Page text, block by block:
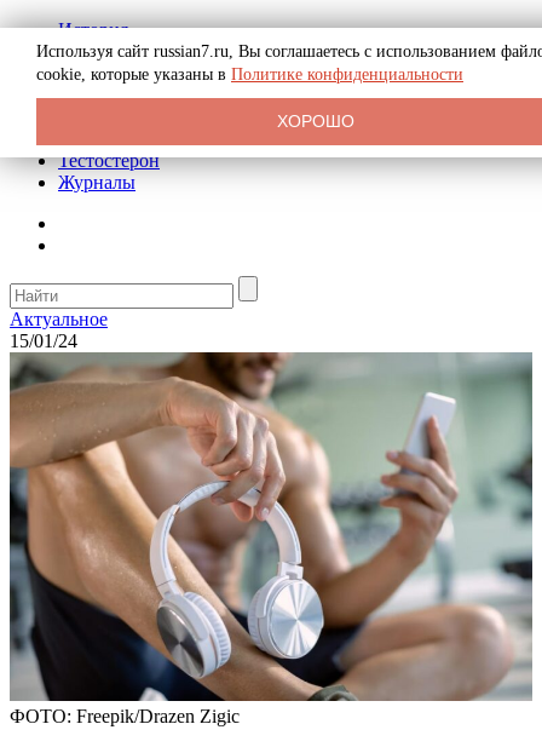
История
Биография
Криминал
Реклама на сайте
Тестостерон
Журналы
Актуальное
15/01/24
ФОТО: Freepik/Drazen Zigic
Используя сайт russian7.ru, Вы соглашаетесь с использованием
cookie, которые указаны в Политике конфиденциальности
ХОРОШО